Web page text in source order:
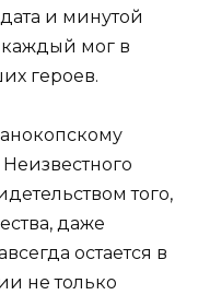
и минутой
мог в
героев.
того,
даже
остается в
не только